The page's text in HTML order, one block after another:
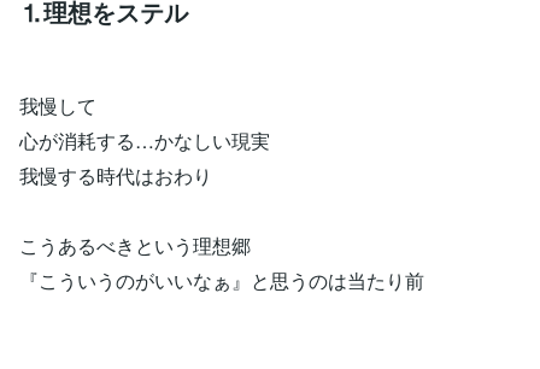
⒈理想をステル
我慢して
心が消耗する…かなしい現実
我慢する時代はおわり
こうあるべきという理想郷
『こういうのがいいなぁ』と思うのは当たり前